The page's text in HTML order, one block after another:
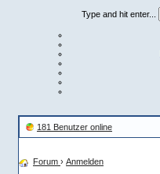
Type and hit enter...
181 Benutzer online
Forum › Anmelden